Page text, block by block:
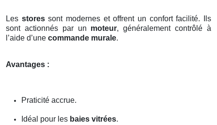
Les storessont modernes et offrent un confort facilité. Ils
sont actionnés par un moteur, généralement contrôlé à
l’aide d’une commande murale.
Avantages :
Praticité accrue.
Idéal pour les baies vitrées.